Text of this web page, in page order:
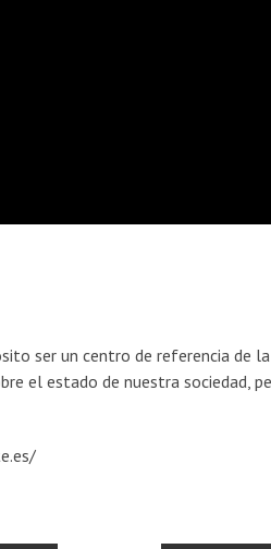
ser un centro de referencia de
el estado de nuestra sociedad,